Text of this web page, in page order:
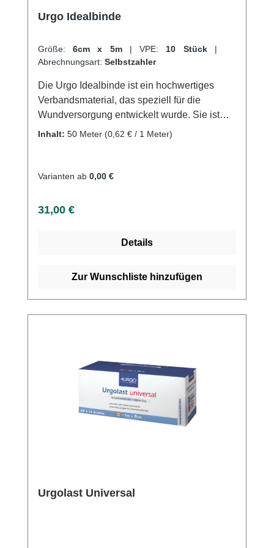
Urgo Idealbinde
Größe: 6cm x 5m | VPE: 10 Stück |
Abrechnungsart: Selbstzahler
Die Urgo Idealbinde ist ein hochwertiges
Verbandsmaterial, das speziell für die
Wundversorgung entwickelt wurde. Sie ist
besonders haftvermögen und sorgt für eine
Wasserdurchlässigkeit und Atmungsaktivität
selbsthaftend und ermöglicht eine flexible
Verrutschen. Sie ist keimfrei und schützt vor
hautfreundlich und verursacht keine
Wiederverwendbarkeit ist die Urgo Idealbinde
ein vielseitiges und praktisches
Verbandsmaterial für den täglichen
Gebrauch. Weitere Informationen des
Herstellers Kaufen Sie jetzt Urgo Idealbinden
Inhalt: 50 Meter (0,62 € / 1 Meter)
Varianten ab 0,00 €
Regulärer Preis:
31,00 €
Details
Zur Wunschliste hinzufügen
Urgolast Universal